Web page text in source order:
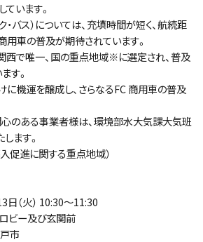
います。
・バス）については、充填時間が短く、航続距
用車の普及が期待されています。
西で唯一、国の重点地域※に選定され、普及
す。
に機運を醸成し、さらなるFC 商用車の普及
心のある事業者様は、環境部水大気課大気班
ます。
促進に関する重点地域）
（火） 10:30～11:30
ビー及び玄関前
市